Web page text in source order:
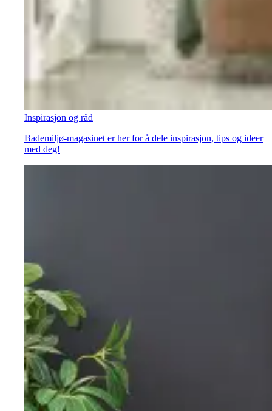
Inspirasjon og råd
Bademiljø-magasinet er her for å dele inspirasjon, tips og ideer
med deg!